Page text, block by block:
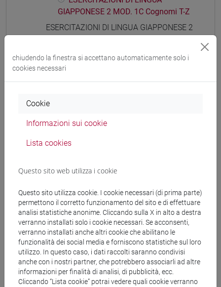
GIAPPONESE 2 MOD. 1C Cognomi T-Z
ESERCITAZIONI DI LINGUA GIAPPONESE 2
GIAPPONESE 2 MOD. 1D Cognomi A-B
ESERCITAZIONI DI LINGUA
ESERCITAZIONI DI LINGUA
ESERCITAZIONI DI LINGUA GIAPPONESE 2
ESERCITAZIONI DI LINGUA
GIAPPONESE 2 MOD. 1E Cognomi A-B
ESERCITAZIONI DI LINGUA
GIAPPONESE 2 MOD. 1E Cognomi C-G
ESERCITAZIONI DI LINGUA
GIAPPONESE 2 MOD. 1E Cognomi H-N
ESERCITAZIONI DI LINGUA
GIAPPONESE 2 MOD. 1E Cognomi O-S
chiudendo la finestra si accettano automaticamente solo i
cookies necessari
Cookie
Informazioni sui cookie
Lista cookies
Questo sito web utilizza i cookie
Questo sito utilizza cookie. I cookie necessari (di prima parte)
permettono il corretto funzionamento del sito e di effettuare
analisi statistiche anonime. Cliccando sulla X in alto a destra
verranno installati solo i cookie necessari. Se acconsenti,
verranno installati anche altri cookie che abilitano le
funzionalità dei social media e forniscono statistiche sul loro
utilizzo. In questo caso, i dati raccolti saranno condivisi
anche con i nostri partner, che potrebbero associarli ad altre
informazioni per finalità di analisi, di pubblicità, ecc.
Cliccando “Lista cookie” potrai vedere quali cookie verranno